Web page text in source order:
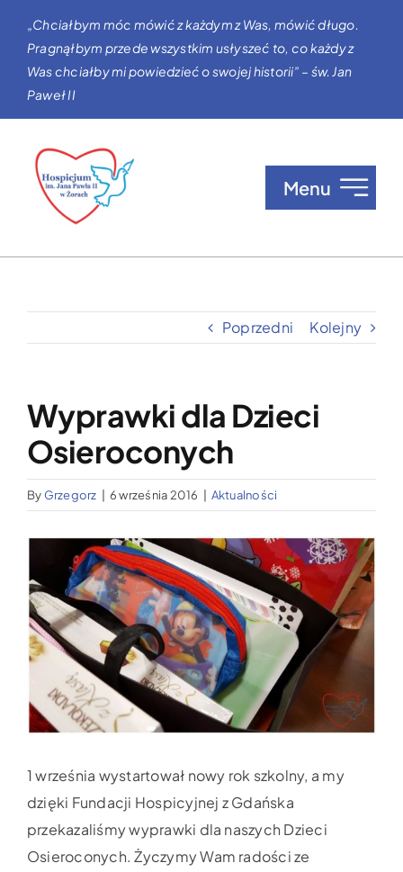
zawartości
„Chciałbym móc mówić z każdym z Was, mówić długo.
Pragnąłbym przede wszystkim usłyszeć to, co każdy z
Was chciałby mi powiedzieć o swojej historii” – św. Jan
Paweł II
Menu
Wypożyczalnia sprzętu medycznego
Aktualności
Jak możesz nam pomóc?
Kontakt
Poprzedni Kolejny
Wyprawki dla Dzieci
Osieroconych
By Grzegorz 6 września 2016 Aktualności
większy
obrazek
1 września wystartował nowy rok szkolny, a my
dzięki Fundacji Hospicyjnej z Gdańska
przekazaliśmy wyprawki dla naszych Dzieci
Osieroconych. Życzymy Wam radości ze